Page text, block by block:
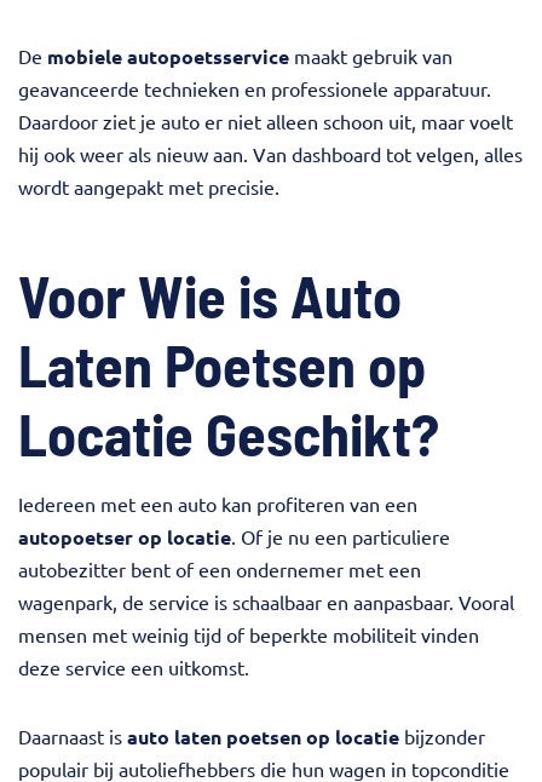
De mobiele autopoetsservice maakt gebruik van
geavanceerde technieken en professionele apparatuur.
Daardoor ziet je auto er niet alleen schoon uit, maar voelt
hij ook weer als nieuw aan. Van dashboard tot velgen, alles
wordt aangepakt met precisie.
Voor Wie is Auto
Laten Poetsen op
Locatie Geschikt?
Iedereen met een auto kan profiteren van een
autopoetser op locatie . Of je nu een particuliere
autobezitter bent of een ondernemer met een
wagenpark, de service is schaalbaar en aanpasbaar. Vooral
mensen met weinig tijd of beperkte mobiliteit vinden
deze service een uitkomst.
Daarnaast is auto laten poetsen op locatie bijzonder
populair bij autoliefhebbers die hun wagen in topconditie